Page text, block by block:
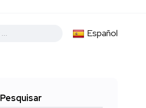
Español
Pesquisar